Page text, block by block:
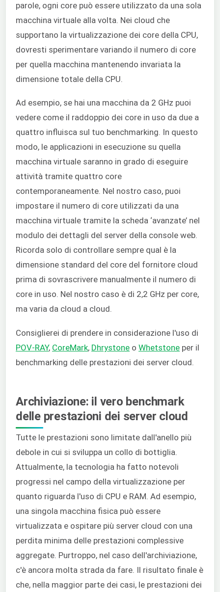
parole, ogni core può essere utilizzato da una sola
macchina virtuale alla volta. Nei cloud che
supportano la virtualizzazione dei core della CPU,
dovresti sperimentare variando il numero di core
per quella macchina mantenendo invariata la
dimensione totale della CPU.
Ad esempio, se hai una macchina da 2 GHz puoi
vedere come il raddoppio dei core in uso da due a
quattro influisca sul tuo benchmarking. In questo
modo, le applicazioni in esecuzione su quella
macchina virtuale saranno in grado di eseguire
attività tramite quattro core
contemporaneamente. Nel nostro caso, puoi
impostare il numero di core utilizzati da una
macchina virtuale tramite la scheda ‘avanzate’ nel
modulo dei dettagli del server della console web.
Ricorda solo di controllare sempre qual è la
dimensione standard del core del fornitore cloud
prima di sovrascrivere manualmente il numero di
core in uso. Nel nostro caso è di 2,2 GHz per core,
ma varia da cloud a cloud.
Consiglierei di prendere in considerazione l'uso di
POV-RAY, CoreMark, Dhrystone o Whetstone per il
benchmarking delle prestazioni dei server cloud.
Archiviazione: il vero benchmark
delle prestazioni dei server cloud
Tutte le prestazioni sono limitate dall'anello più
debole in cui si sviluppa un collo di bottiglia.
Attualmente, la tecnologia ha fatto notevoli
progressi nel campo della virtualizzazione per
quanto riguarda l'uso di CPU e RAM. Ad esempio,
una singola macchina fisica può essere
virtualizzata e ospitare più server cloud con una
perdita minima delle prestazioni complessive
aggregate. Purtroppo, nel caso dell'archiviazione,
c'è ancora molta strada da fare. Il risultato finale è
che, nella maggior parte dei casi, le prestazioni dei